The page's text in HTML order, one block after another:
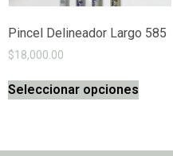
Pincel Delineador Largo 585
$18,000.00
Seleccionar opciones